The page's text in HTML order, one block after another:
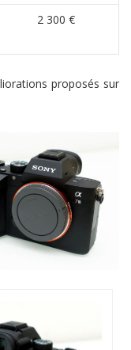
2 300 €
proposés sur